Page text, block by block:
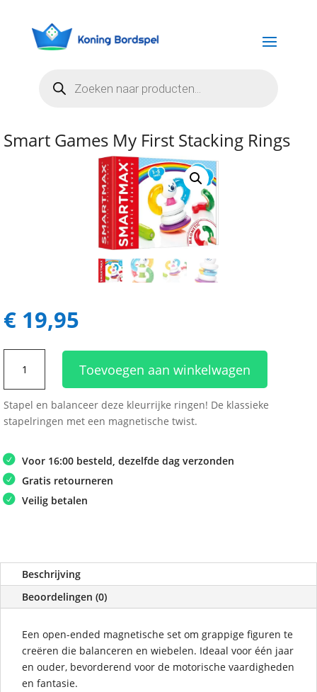
zoeken
Smart Games My First Stacking Rings
€ 19,95
Games
My
First
Stacking
aantal
Toevoegen aan winkelwagen
Stapel en balanceer deze kleurrijke ringen! De klassieke
stapelringen met een magnetische twist.
Voor 16:00 besteld, dezelfde dag verzonden
Gratis retourneren
Veilig betalen
Beschrijving
Beoordelingen (0)
Een open-ended magnetische set om grappige figuren te
creëren die balanceren en wiebelen. Ideaal voor één jaar
en ouder, bevorderend voor de motorische vaardigheden
en fantasie.